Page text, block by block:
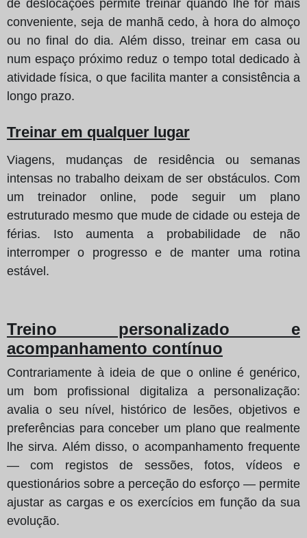
de deslocações permite treinar quando lhe for mais
conveniente, seja de manhã cedo, à hora do almoço
ou no final do dia. Além disso, treinar em casa ou
num espaço próximo reduz o tempo total dedicado à
atividade física, o que facilita manter a consistência a
longo prazo.
Treinar em qualquer lugar
Viagens, mudanças de residência ou semanas
intensas no trabalho deixam de ser obstáculos. Com
um treinador online, pode seguir um plano
estruturado mesmo que mude de cidade ou esteja de
férias. Isto aumenta a probabilidade de não
interromper o progresso e de manter uma rotina
estável.
Treino personalizado e
acompanhamento contínuo
Contrariamente à ideia de que o online é genérico,
um bom profissional digitaliza a personalização:
avalia o seu nível, histórico de lesões, objetivos e
preferências para conceber um plano que realmente
lhe sirva. Além disso, o acompanhamento frequente
— com registos de sessões, fotos, vídeos e
questionários sobre a perceção do esforço — permite
ajustar as cargas e os exercícios em função da sua
evolução.